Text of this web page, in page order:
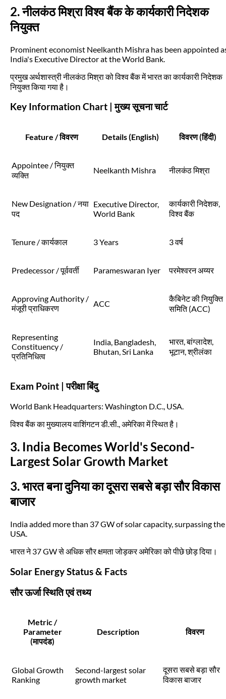
2. नीलकंठ मिश्रा विश्व बैंक के कार्यकारी निदेशक
नियुक्त
Prominent economist Neelkanth Mishra has been appointed
India's Executive Director at the World Bank.
प्रमुख अर्थशास्त्री नीलकंठ मिश्रा को विश्व बैंक में भारत का कार्यकारी निदेशक
नियुक्त किया गया है।
Key Information Chart | मुख्य सूचना चार्ट
Feature / विवरण Details (English) विवरण (हिंदी)
Appointee / नियुक्त
व्यक्ति
Neelkanth Mishra नीलकंठ मिश्रा
New Designation / नया
पद
Executive Director,
World Bank
कार्यकारी निदेशक,
विश्व बैंक
Tenure / कार्यकाल 3 Years 3 वर्ष
Predecessor / पूर्ववर्ती Parameswaran Iyer परमेश्वरन अय्यर
Approving Authority /
मंजूरी प्राधिकरण
ACC
कैबिनेट की नियुक्ति
समिति (ACC)
Representing
Constituency /
प्रतिनिधित्व
India, Bangladesh,
Bhutan, Sri Lanka
भारत, बांग्लादेश,
भूटान, श्रीलंका
Exam Point | परीक्षा बिंदु
World Bank Headquarters: Washington D.C., USA.
विश्व बैंक का मुख्यालय वाशिंगटन डी.सी., अमेरिका में स्थित है।
3. India Becomes World's Second-
Largest Solar Growth Market
3. भारत बना दुनिया का दूसरा सबसे बड़ा सौर विकास
बाजार
India added more than 37 GW of solar capacity, surpassing the
USA.
भारत ने 37 GW से अधिक सौर क्षमता जोड़कर अमेरिका को पीछे छोड़ दिया।
Solar Energy Status & Facts
सौर ऊर्जा स्थिति एवं तथ्य
Metric /
Parameter
(मापदंड)
Description विवरण
Global Growth
Ranking
Second-largest solar
growth market
दूसरा सबसे बड़ा सौर
विकास बाजार